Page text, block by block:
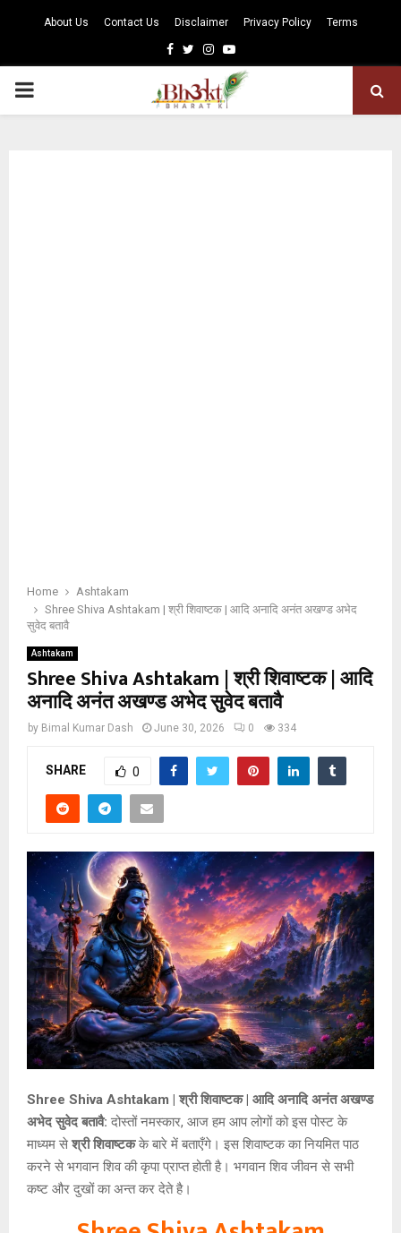
About Us Contact Us Disclaimer Privacy Policy Terms
Facebook
TwitterInstagram
Youtube
PRIMARY
Home
Ashtakam
Shree Shiva Ashtakam | श्री शिवाष्टक | आदि अनादि अनंत अखण्ड अभेद
सुवेद बतावै
Ashtakam
Shree Shiva Ashtakam | श्री शिवाष्टक | आदि
अनादि अनंत अखण्ड अभेद सुवेद बतावै
by Bimal Kumar Dash June 30, 2026 0 334
SHARE 0
Shree Shiva Ashtakam | श्री शिवाष्टक | आदि अनादि अनंत अखण्ड
अभेद सुवेद बतावै: दोस्तों नमस्कार, आज हम आप लोगों को इस पोस्ट के
माध्यम से श्री शिवाष्टकके बारे में बताएँगे। इस शिवाष्टक का नियमित पाठ
करने से भगवान शिव की कृपा प्राप्त होती है। भगवान शिव जीवन से सभी
कष्ट और दुखों का अन्त कर देते है।